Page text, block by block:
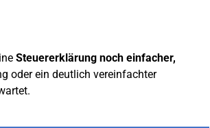
Steuererklärung noch einfacher,
oder ein deutlich vereinfachter